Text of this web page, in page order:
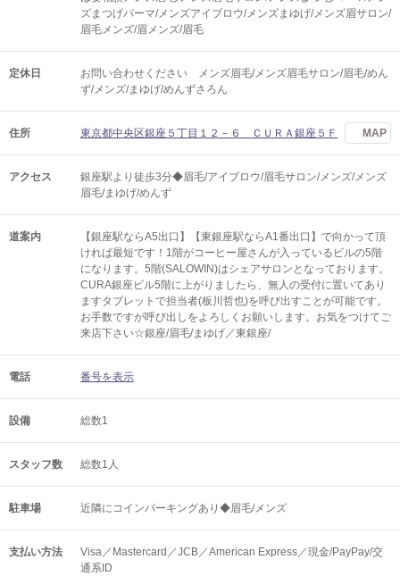
ズまつげパーマ/メンズアイブロウ/メンズまゆげ/メンズ眉サロン/
眉毛メンズ/眉メンズ/眉毛
定休日
お問い合わせください メンズ眉毛/メンズ眉毛サロン/眉毛/めん
ず/メンズ/まゆげ/めんずさろん
住所 東京都中央区銀座５丁目１２－６ ＣＵＲＡ銀座５Ｆ MAP
アクセス
銀座駅より徒歩3分◆眉毛/アイブロウ/眉毛サロン/メンズ/メンズ
眉毛/まゆげ/めんず
道案内
【銀座駅ならA5出口】【東銀座駅ならA1番出口】で向かって頂
ければ最短です！1階がコーヒー屋さんが入っているビルの5階
になります。5階(SALOWIN)はシェアサロンとなっております。
CURA銀座ビル5階に上がりましたら、無人の受付に置いてあり
ますタブレットで担当者(板川哲也)を呼び出すことが可能です。
お手数ですが呼び出しをよろしくお願いします。お気をつけてご
来店下さい☆銀座/眉毛/まゆげ／東銀座/
電話 番号を表示
設備 総数1
スタッフ数 総数1人
駐車場 近隣にコインパーキングあり◆眉毛/メンズ
支払い方法
Visa／Mastercard／JCB／American Express／現金/PayPay/交
通系ID